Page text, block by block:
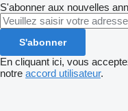
S'abonner aux nouvelles
S'abonner
En cliquant ici, vous
notre accord utilisateur.